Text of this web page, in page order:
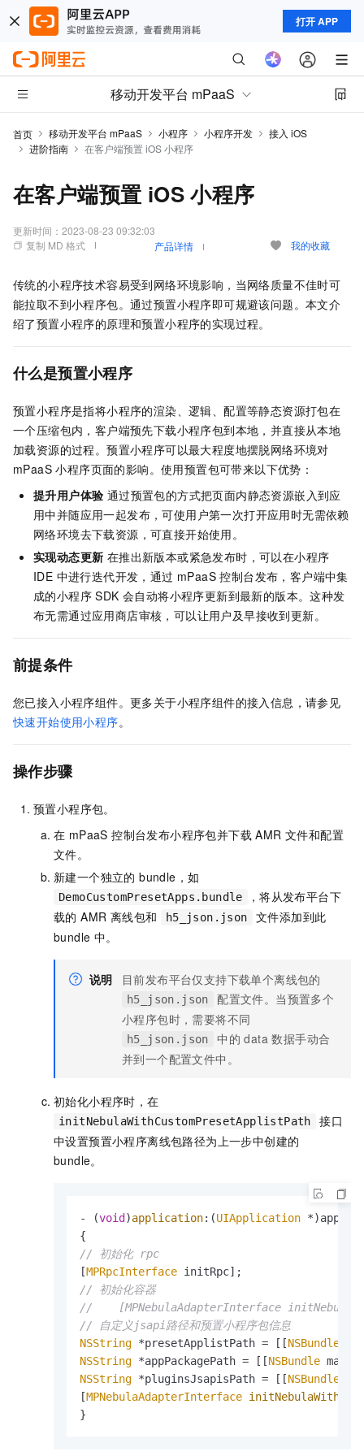
打开 APP
移动开发平台 mPaaS
首页 移动开发平台 mPaaS 小程序 小程序开发
接入 iOS
进阶指南
在客户端预置 iOS 小程序
在客户端预置 iOS 小程序
更新时间： 2023-08-23 09:32:03
复制 MD 格式
产品详情 我的收藏
传统的小程序技术容易受到网络环境影响，当网络质量不佳时可
能拉取不到小程序包。通过预置小程序即可规避该问题。本文介
绍了预置小程序的原理和预置小程序的实现过程。
什么是预置小程序
预置小程序是指将小程序的渲染、逻辑、配置等静态资源打包在
一个压缩包内，客户端预先下载小程序包到本地，并直接从本地
加载资源的过程。预置小程序可以最大程度地摆脱网络环境对
mPaaS 小程序页面的影响。使用预置包可带来以下优势：
提升用户体验 通过预置包的方式把页面内静态资源嵌入到应
用中并随应用一起发布，可使用户第一次打开应用时无需依赖
网络环境去下载资源，可直接开始使用。
实现动态更新 在推出新版本或紧急发布时，可以在小程序
IDE 中进行迭代开发，通过 mPaaS 控制台发布，客户端中集
成的小程序 SDK 会自动将小程序更新到最新的版本。这种发
布无需通过应用商店审核，可以让用户及早接收到更新。
前提条件
您已接入小程序组件。更多关于小程序组件的接入信息，请参见
快速开始使用小程序。
操作步骤
预置小程序包。
在 mPaaS 控制台发布小程序包并下载 AMR 文件和配置
文件。
新建一个独立的 bundle，如
DemoCustomPresetApps.bundle
，将从发布平台下
载的 AMR 离线包和
h5_json.json
文件添加到此
bundle 中。
说明 目前发布平台仅支持下载单个离线包的
h5_json.json
配置文件。当预置多个
小程序包时，需要将不同
h5_json.json
中的 data 数据手动合
并到一个配置文件中。
初始化小程序时，在
initNebulaWithCustomPresetApplistPath
接口
中设置预置小程序离线包路径为上一步中创建的
bundle。
- (void )application:(UIApplication
// 初始化 rpc
[MPRpcInterface
// 初始化容器
//    [MPNebulaAdapterInterface
// 自定义jsapi路径和预置小程序包信息
NSString *presetApplistPath = [[NSBundle
NSString *appPackagePath = [[NSBundle
NSString *pluginsJsapisPath = [[NSBundle
[MPNebulaAdapterInterface
}